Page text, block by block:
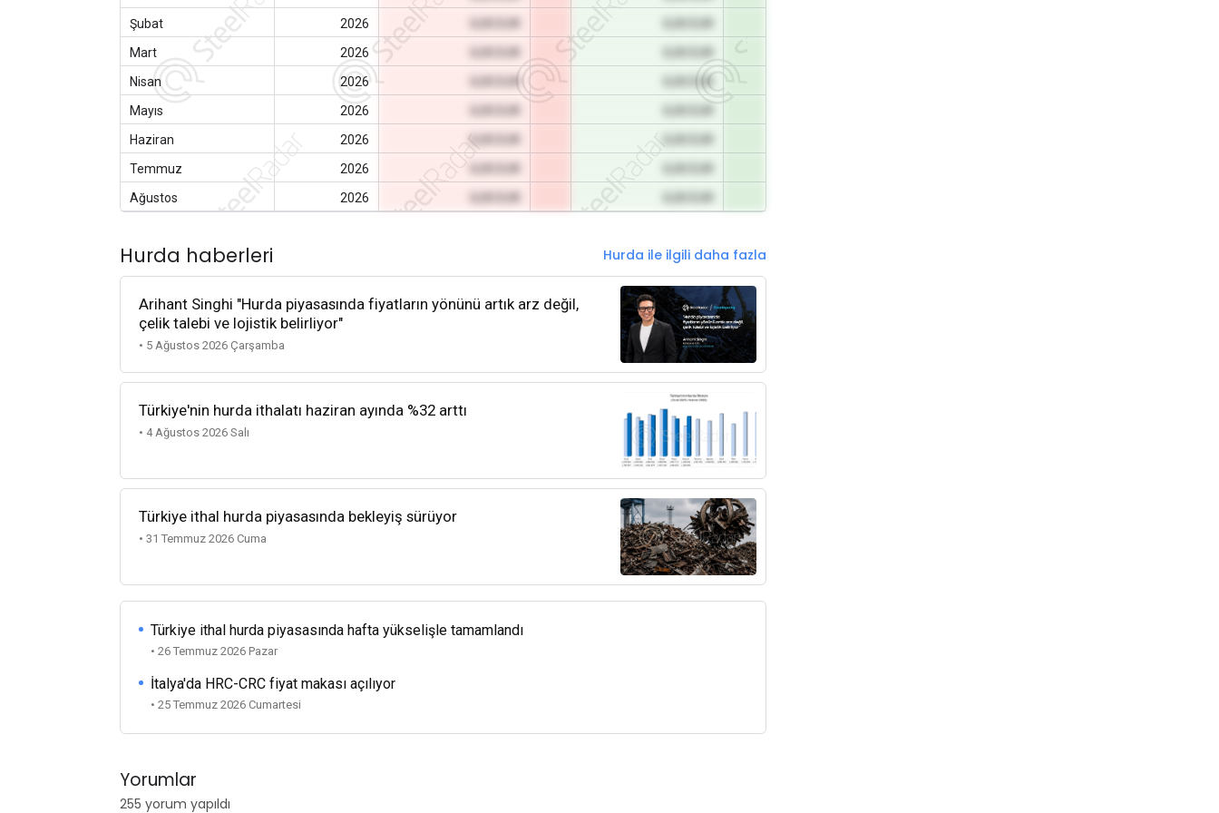
Şubat
2026
Mart
2026
Nisan
2026
0,00 EUR
Mayıs
2026
Haziran
2026 0,00 EUR
Temmuz
2026
Ağustos
2026
Hurda haberleri Hurda ile ilgili daha fazla
Arihant Singhi "Hurda piyasasında fiyatların yönünü artık arz değil,
çelik talebi ve lojistik belirliyor"
• 5 Ağustos 2026 Çarşamba
Türkiye'nin hurda ithalatı haziran ayında %32 arttı
• 4 Ağustos 2026 Salı
Türkiye ithal hurda piyasasında bekleyiş sürüyor
• 31 Temmuz 2026 Cuma
Türkiye ithal hurda piyasasında hafta yükselişle tamamlandı
• 26 Temmuz 2026 Pazar
İtalya'da HRC-CRC fiyat makası açılıyor
• 25 Temmuz 2026 Cumartesi
Yorumlar
255 yorum yapıldı